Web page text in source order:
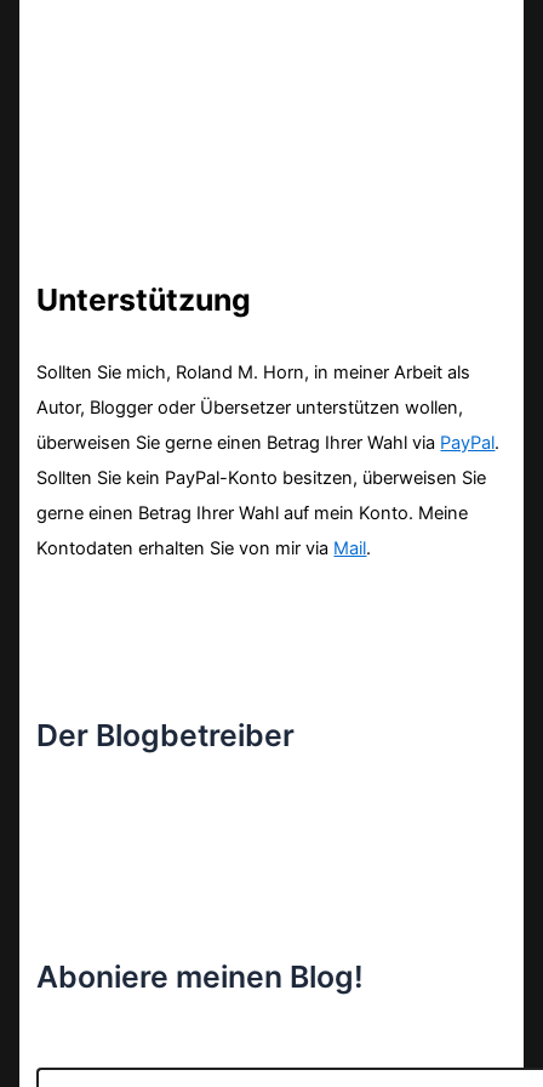
Unterstützung
Sollten Sie mich, Roland M. Horn, in meiner Arbeit als
Autor, Blogger oder Übersetzer unterstützen wollen,
überweisen Sie gerne einen Betrag Ihrer Wahl via PayPal.
Sollten Sie kein PayPal-Konto besitzen, überweisen Sie
gerne einen Betrag Ihrer Wahl auf mein Konto. Meine
Kontodaten erhalten Sie von mir via Mail.
Der Blogbetreiber
Aboniere meinen Blog!